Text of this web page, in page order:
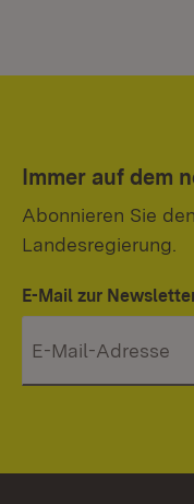
Immer auf dem
Abonnieren Sie
Landesregierung.
E-Mail zur